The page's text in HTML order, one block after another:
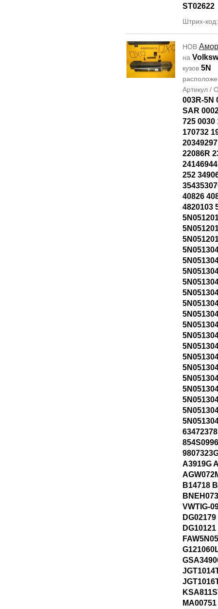
ST02622
Штрих-
НОВ
на
кузов 5N
Артикул /
003R-5N
SAR
725 0030
170732
22086R
252
40826
4820103
A3919G
B14718
VWTIG-